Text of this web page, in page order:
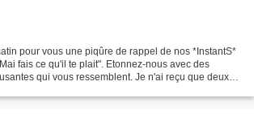
pour vous une piqûre de rappel de nos *InstantS*
fais ce qu'il te plait". Etonnez-nous avec des
qui vous ressemblent. Je n'ai reçu que deux